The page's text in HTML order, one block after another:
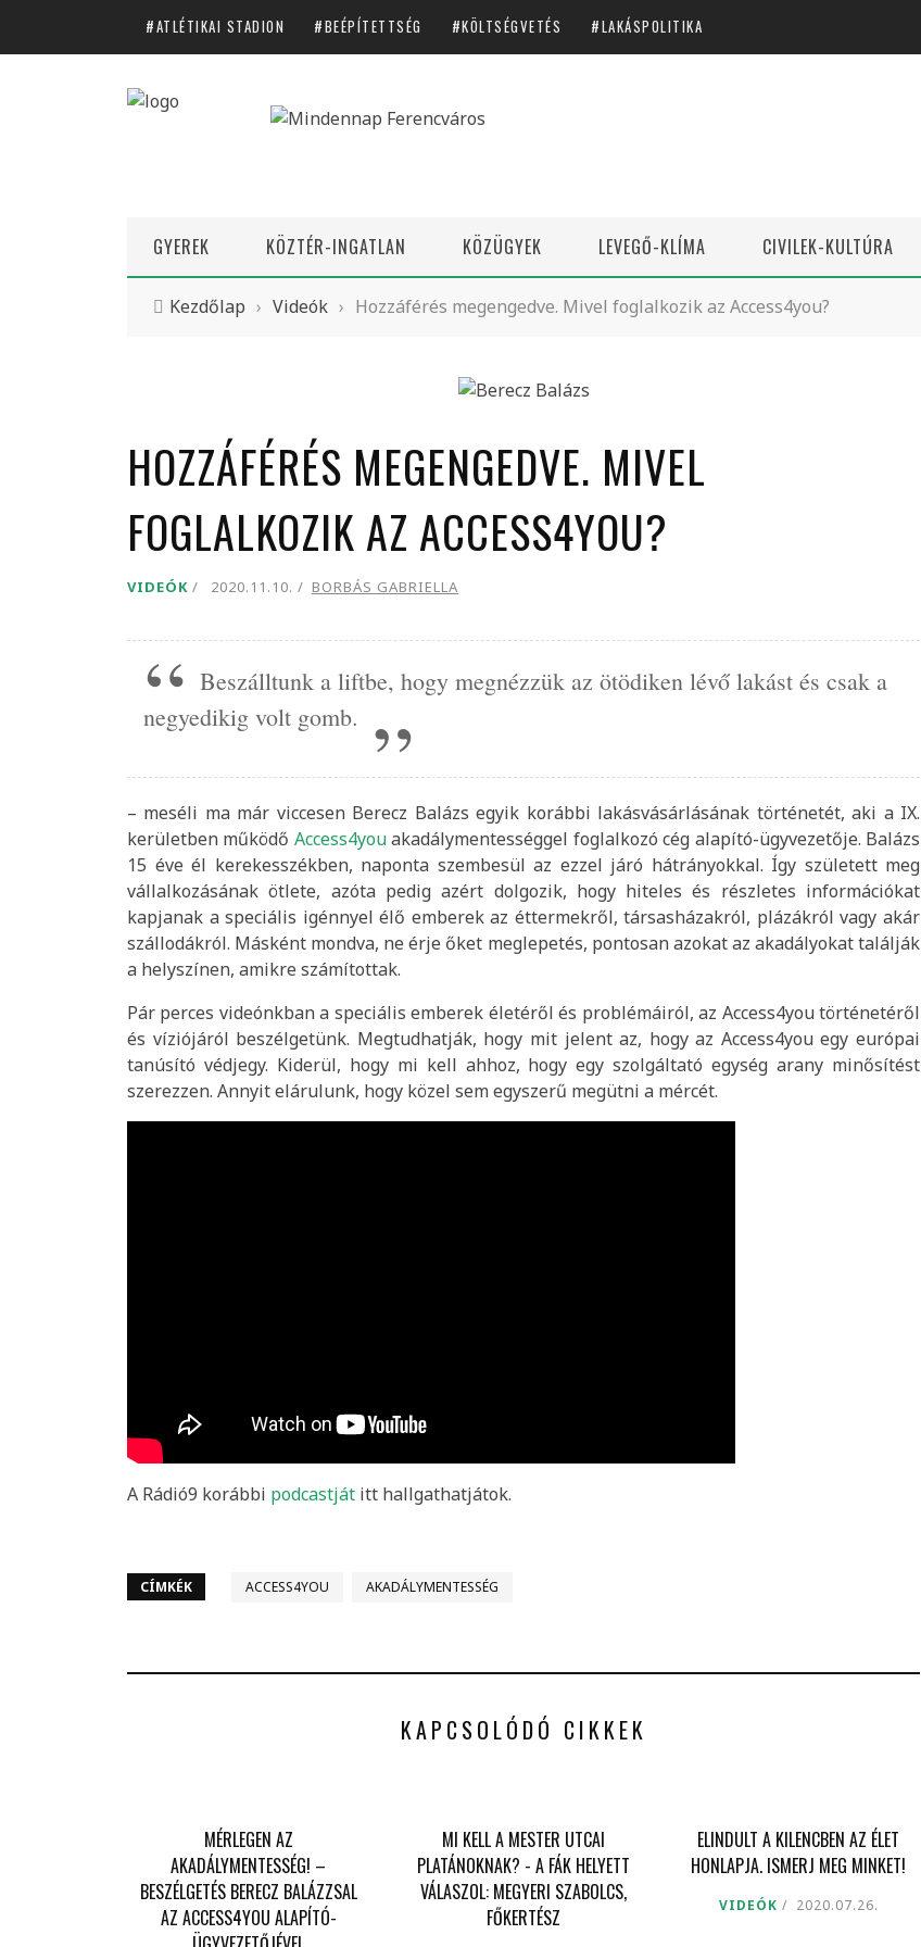
LAKÁSPOLITIKA
ATLÉTIKAI STADION BEÉPÍTETTSÉG KÖLTSÉGVETÉS LAKÁSPOLITIKA
GYEREK KÖZTÉR-INGATLAN KÖZÜGYEK LEVEGŐ-KLÍMA CIVILEK-KULTÚRA
Kezdőlap › Videók › Hozzáférés megengedve. Mivel foglalkozik az Access4you?
HOZZÁFÉRÉS MEGENGEDVE. MIVEL
FOGLALKOZIK AZ ACCESS4YOU?
VIDEÓK 2020.11.10. BORBÁS GABRIELLA
Beszálltunk a liftbe, hogy megnézzük az ötödiken lévő lakást és csak a
negyedikig volt gomb.
– meséli ma már viccesen Berecz Balázs egyik korábbi lakásvásárlásának történetét, aki a IX.
kerületben működő Access4youakadálymentességgel foglalkozó cég alapító-ügyvezetője. Balázs
15 éve él kerekesszékben, naponta szembesül az ezzel járó hátrányokkal. Így született meg
vállalkozásának ötlete, azóta pedig azért dolgozik, hogy hiteles és részletes információkat
kapjanak a speciális igénnyel élő emberek az éttermekről, társasházakról, plázákról vagy akár
szállodákról. Másként mondva, ne érje őket meglepetés, pontosan azokat az akadályokat találják
a helyszínen, amikre számítottak.
Pár perces videónkban a speciális emberek életéről és problémáiról, az Access4you történetéről
és víziójáról beszélgetünk. Megtudhatják, hogy mit jelent az, hogy az Access4you egy európai
tanúsító védjegy. Kiderül, hogy mi kell ahhoz, hogy egy szolgáltató egység arany minősítést
szerezzen. Annyit elárulunk, hogy közel sem egyszerű megütni a mércét.
A Rádió9 korábbi podcastját itt hallgathatjátok.
CÍMKÉK ACCESS4YOU AKADÁLYMENTESSÉG
KAPCSOLÓDÓ CIKKEK
MÉRLEGEN AZ
AKADÁLYMENTESSÉG! –
BESZÉLGETÉS BERECZ BALÁZZSAL
AZ ACCESS4YOU ALAPÍTÓ-
MI KELL A MESTER UTCAI
PLATÁNOKNAK? - A FÁK HELYETT
VÁLASZOL: MEGYERI SZABOLCS,
FŐKERTÉSZ
ELINDULT A KILENCBEN AZ ÉLET
HONLAPJA. ISMERJ MEG MINKET!
VIDEÓK 2020.07.26.